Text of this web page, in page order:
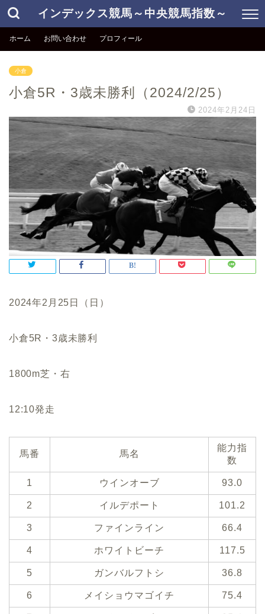
インデックス競馬～中央競馬指数～
ホーム お問い合わせ プロフィール
小倉
小倉5R・3歳未勝利（2024/2/25）
2024年2月24日
2024年2月25日（日）
小倉5R・3歳未勝利
1800m芝・右
12:10発走
馬番 馬名
能力指
数
1 ウインオーブ 93.0
2 イルデポート 101.2
3 ファインライン 66.4
4 ホワイトビーチ 117.5
5 ガンバルフトシ 36.8
6 メイショウマゴイチ 75.4